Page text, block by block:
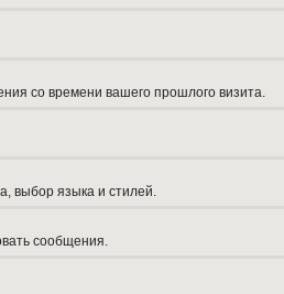
со времени вашего прошлого визита.
выбор языка и стилей.
сообщения.